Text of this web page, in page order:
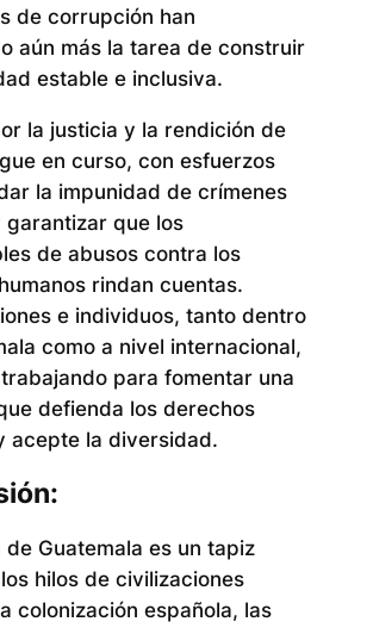
de corrupción han
aún más la tarea de construir
estable e inclusiva.
la justicia y la rendición de
en curso, con esfuerzos
la impunidad de crímenes
garantizar que los
de abusos contra los
rindan cuentas.
e individuos, tanto dentro
como a nivel internacional,
para fomentar una
defienda los derechos
acepte la diversidad.
de Guatemala es un tapiz
hilos de civilizaciones
colonización española, las